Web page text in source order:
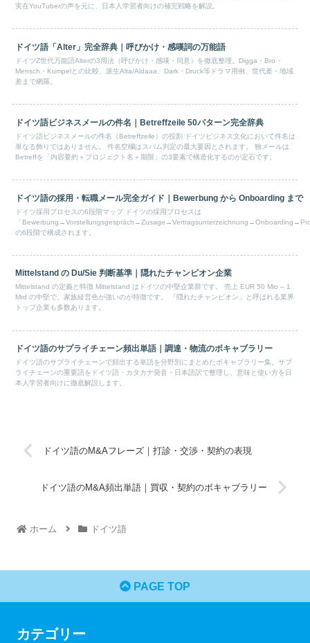
実在YouTuberの声を元に、日本人学習者向けの補完戦略を解説。
ドイツ語「Alter」完全辞典｜呼びかけ・感嘆詞の万能語
ドイツZ世代万能語Alterの3用法（呼びかけ・感嘆・同意）を徹底整理。Digga・Bro・
Mensch・Kumpelとの比較、派生Alta/Aldaaa、Dark・Druck等ドラマ用例、世代差・地域
差まで網羅。
ドイツ語ビジネスメールの件名｜Betreffzeile 50パターン完全辞典
ドイツ語ビジネスメールの件名（Betreffzeile）の役割 ドイツビジネス文化において件名は
単なる飾りではありません。 件名空欄はスパム判定の最大要因とされます。 独メールは
Betreffを「内容要約＋プロジェクト名＋期限」の3要素で構造化するのが定石です。
ドイツ語の採用・転職メール完全ガイド｜Bewerbung から Onboarding まで
ドイツ採用プロセスの6段階マップ ドイツの採用プロセスは
「
の6段階で構成されます。
Mittelstand の Du/Sie 判断基準｜隠れたチャンピオン企業
Mittelstand の定義と特徴 Mittelstand はドイツの中堅企業群です。 売上 EUR 50 Mio – 1
Mrd の中堅で、家族経営色が強いのが特徴です。 「隠れたチャンピオン」と呼ばれる業界
トップ企業も多数あります。
ドイツ語のサプライチェーン頻出単語｜調達・物流のボキャブラリー
ドイツ語のサプライチェーンで頻出する単語を分野別にまとめたボキャブラリー集。サプ
ライチェーンの重要語をドイツ語・カタカナ発音・日本語訳で整理し、意味と使い方を日
本人学習者向けに徹底解説します。
ドイツ語のM&Aフレーズ｜打診・交渉・契約の表現
ドイツ語のM&A頻出単語｜買収・契約のボキャブラリー
ホーム ドイツ語
PAGE TOP
カテゴリー